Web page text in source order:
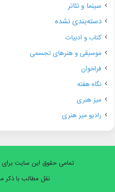
سینما و تئاتر
دسته‌بندی نشده
کتاب و ادبیات
موسیقی و هنرهای تجسمی
فراخوان
نگاه هفته
میز هنری
رادیو میز هنری
تمامی حقوق این سایت برای
نقل مطالب با ذکر